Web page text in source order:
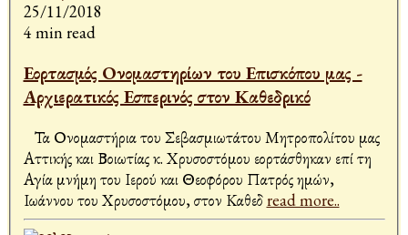
25/11/2018
4 min read
Εορτασμός Ονομαστηρίων του Επισκόπου μας -
Αρχιερατικός Εσπερινός στον Καθεδρικό
Τα Ονομαστήρια του Σεβασμιωτάτου Μητροπολίτου μας
Αττικής και Βοιωτίας κ. Χρυσοστόμου εορτάσθηκαν επί τη
Αγία μνήμη του Ιερού και Θεοφόρου Πατρός ημών,
Ιωάννου του Χρυσοστόμου, στον Καθεδread more..